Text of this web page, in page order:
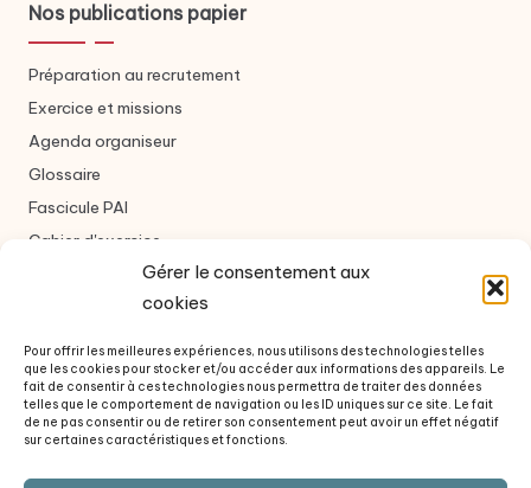
Gérer le consentement aux
cookies
Pour offrir les meilleures expériences, nous utilisons des technologies telles
que les cookies pour stocker et/ou accéder aux informations des appareils. Le
fait de consentir à ces technologies nous permettra de traiter des données
telles que le comportement de navigation ou les ID uniques sur ce site. Le fait
de ne pas consentir ou de retirer son consentement peut avoir un effet négatif
sur certaines caractéristiques et fonctions.
Nos publications papier
Préparation au recrutement
Exercice et missions
Agenda organiseur
Glossaire
Fascicule PAI
Cahier d'exercice
Formulaire de contact
À propos des auteurs
Questions fréquentes
Revue de presse